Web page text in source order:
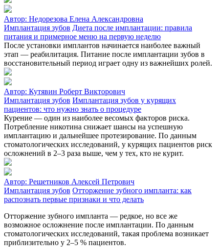
Автор: Недорезова Елена Александровна
Имплантация зубов Диета после имплантации: правила
питания и примерное меню на первую неделю
После установки имплантов начинается наиболее важный
этап — реабилитация. Питание после имплантации зубов в
восстановительный период играет одну из важнейших ролей.
Автор: Кутявин Роберт Викторович
Имплантация зубов Имплантация зубов у курящих
пациентов: что нужно знать о процедуре
Курение — один из наиболее весомых факторов риска.
Потребление никотина снижает шансы на успешную
имплантацию и дальнейшее протезирование. По данным
стоматологических исследований, у курящих пациентов риск
осложнений в 2–3 раза выше, чем у тех, кто не курит.
Автор: Решетников Алексей Петрович
Имплантация зубов Отторжение зубного импланта: как
распознать первые признаки и что делать
Отторжение зубного импланта — редкое, но все же
возможное осложнение после имплантации. По данным
стоматологических исследований, такая проблема возникает
приблизительно у 2–5 % пациентов.